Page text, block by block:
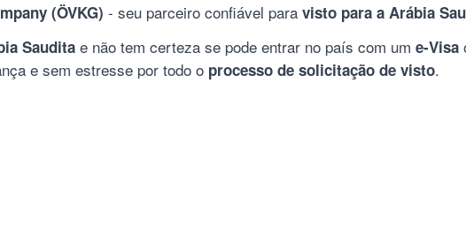
(ÖVKG) - seu parceiro confiável para visto para a Arábia
Sauditae não tem certeza se pode entrar no país com um e-Visa
e sem estresse por todo o processo de solicitação de visto.